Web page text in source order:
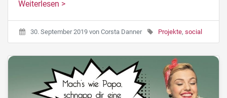
Weiterlesen >
30. September 2019 von Corsta Danner Projekte, social